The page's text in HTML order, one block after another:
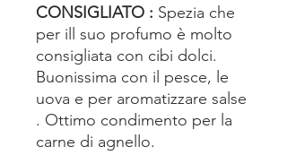
CONSIGLIATO : Spezia che
per ill suo profumo è molto
consigliata con cibi dolci.
Buonissima con il pesce, le
uova e per aromatizzare salse
. Ottimo condimento per la
carne di agnello.